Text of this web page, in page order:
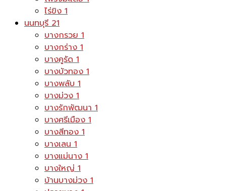
ไร่ขิง1
นนทบุรี21
บางกรวย1
บางกร่าง1
บางคูรัด1
บางบัวทอง1
บางพลับ1
บางม่วง1
บางรักพัฒนา1
บางศรีเมือง1
บางสีทอง1
บางเลน1
บางแม่นาง1
บางใหญ่1
บ้านบางม่วง1